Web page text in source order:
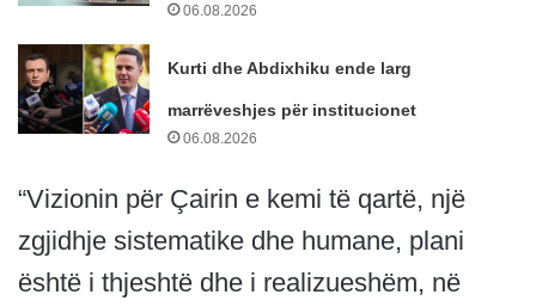
06.08.2026
Kurti dhe Abdixhiku ende larg
marrëveshjes për institucionet
06.08.2026
“Vizionin për Çairin e kemi të qartë, një
zgjidhje sistematike dhe humane, plani
është i thjeshtë dhe i realizueshëm, në